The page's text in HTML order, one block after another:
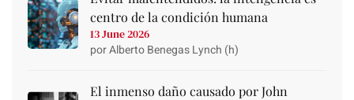
centro de la condición humana
13 June 2026
por Alberto Benegas Lynch (h)
El inmenso daño causado por John